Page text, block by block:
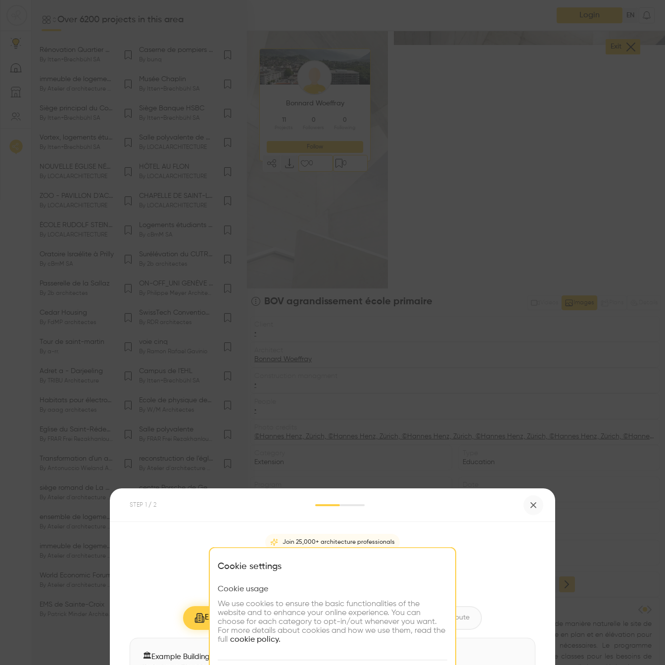
Login EN
Over 6200 projects in this area
Rénovation Quartier de la Tourelle
By Itten+Brechbühl SA
Caserne de pompiers de Bernex-Confignon
By bunq
immeuble de logements HM-LGZD-PPE «Doctoresse-Champendal»
By Atelier d'architecture Jacques Bugna SA
Musée Chaplin
By Itten+Brechbühl SA
Siège principal du Comité International Olympique CIO
By Itten+Brechbühl SA
Siège Banque HSBC
By Itten+Brechbühl SA
Vortex, logements étudiants
By Itten+Brechbühl SA
Salle polyvalente de Le Vaud
By LOCALARCHITECTURE
NOUVELLE ÉGLISE NÉO-APOSTOLIQUE
By LOCALARCHITECTURE
HÔTEL AU FLON
By LOCALARCHITECTURE
ZOO - PAVILLON D’ACCUEIL DE LA GARENNE
By LOCALARCHITECTURE
CHAPELLE DE SAINT-LOUP
By LOCALARCHITECTURE
ÉCOLE RUDOLF STEINER DE GENÈVE
By LOCALARCHITECTURE
Logements étudiants à Serrières
By cBmM SA
Oratoire Israélite à Prilly
By cBmM SA
Surélévation du CUTR-CHUV
By 2b architectes
Passerelle de la Sallaz
By 2b architectes
ON-OFF_UNI GENÈVE Faculté de Psychologie
By Philippe Meyer Architecte
Cedar Housing
By FdMP architectes
SwissTech Convention Center
By RDR architectes
Tour de saint-martin
By a-rr.
voie cinq
By Ramon Rafael Gavinio
Adret a - Darjeeling
By TRIBU Architecture
Campus de l'EHL
By Itten+Brechbühl SA
Habitats pour électrosensibles (ES)
By aaag architectes
Ecole de physique des Houches
By W/M Architectes
Eglise du Saint-Rédempteur
By FRAR Frei Rezakhanlou SA
Salle polyvalente
By FRAR Frei Rezakhanlou SA
Transformation d'un appartement dans les vignes
By Antonuccio Wieland Architectes Sàrl
reconstruction de l’église du Lignon
By Atelier d'architecture Jacques Bugna SA
siège romand de La Mobilière
By Atelier d'architecture Jacques Bugna SA
centre Porsche de Genève
ensemble de logements HBM - HM - LGZD - PPE «Rieu-Malagnou»
By Atelier d'architecture Jacques Bugna SA
immeuble de logements HBM «Les Genêts»
By Atelier d'architecture Jacques Bugna SA
World Economic Forum
By Atelier d'architecture Jacques Bugna SA
EMS de Sainte-Croix
By Patrick Minder Architectes Sàrl
Complexe scolaire de Vigner
Patrick Minder Architectes Sàrl
Bonnard Woeffray
0 0
Follow
0 0
Exit
Images
BOV agrandissement école primaire
•
Bonnard Woeffray
•
•
©Hannes Henz, Zürich, ©Hannes Henz, Zürich, ©Hannes Henz, Zürich, ©Hannes Henz, Zürich, ©Hannes Henz, Zürich, ©Hannes Henz, Zürich, ©Hannes Henz, Zürich, ©Hannes Henz, Zürich, ©Hannes Henz, Zürich, ©Hannes Henz, Zürich, ©Hannes Henz, Zürich, ©Hannes Henz, Zürich
Extension
Education
Facade
•
•
Comme une grande armure providentielle, l'agrandissement de l'école de Bovernier protège de manière naturelle le site de
l'école du risque d'avalanche. Le bâtiment est implanté en bas de pente. Le mur habité se plie en plan et en élévation pour
se coller à la topographie du lieu et dégager les places de récréation et de sport nécessaires. Le programme
d'agrandissement regroupe différentes fonctions complémentaires au bâtiment existant de classes pour les besoins de
STEP / 2
Join 25,000+ architecture professionals
What brings you here?
Choose your primary interest to personalize your experience
Explore Buildings Find Firms Meet Talents Contribute
🏛 Example Buildings
Cookie settings
Cookie usage
We use cookies to ensure the basic functionalities of the
website and to enhance your online experience. You can
choose for each category to opt-in/out whenever you want.
For more details about cookies and how we use them, read the
full
cookie policy.